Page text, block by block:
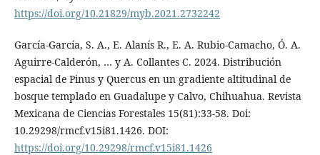
https://doi.org/10.21829/myb.2021.2732242
García-García, S. A., E. Alanís R., E. A. Rubio-Camacho, Ó. A.
Aguirre-Calderón, … y A. Collantes C. 2024. Distribución
espacial de Pinus y Quercus en un gradiente altitudinal de
bosque templado en Guadalupe y Calvo, Chihuahua. Revista
Mexicana de Ciencias Forestales 15(81):33-58. Doi:
10.29298/rmcf.v15i81.1426. DOI:
https://doi.org/10.29298/rmcf.v15i81.1426